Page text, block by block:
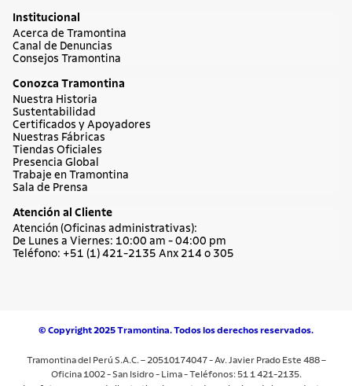
Institucional
Acerca de Tramontina
Canal de Denuncias
Consejos Tramontina
Conozca Tramontina
Nuestra Historia
Sustentabilidad
Certificados y Apoyadores
Nuestras Fábricas
Tiendas Oficiales
Presencia Global
Trabaje en Tramontina
Sala de Prensa
Atención al Cliente
Atención (Oficinas administrativas):
De Lunes a Viernes: 10:00 am - 04:00 pm
Teléfono: +51 (1) 421-2135 Anx 214 o 305
© Copyright 2025 Tramontina. Todos los derechos reservados.
Tramontina del Perú S.A.C. – 20510174047 - Av. Javier Prado Este 488 –
Oficina 1002 - San Isidro - Lima - Teléfonos: 51 1 421-2135.